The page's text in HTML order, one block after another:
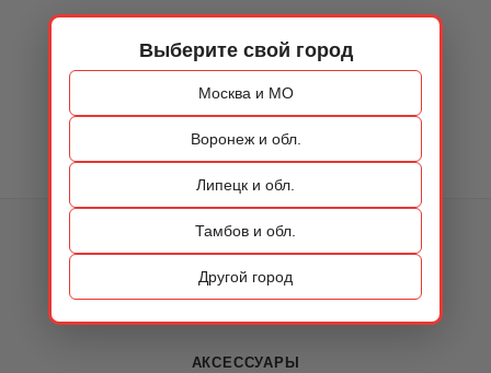
Выберите свой город
Москва и МО
Воронеж и обл.
Липецк и обл.
Тамбов и обл.
Другой город
КАТАЛОГ
ОБУВЬ
СУМКИ
АКСЕССУАРЫ